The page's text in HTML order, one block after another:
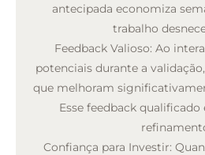
antecipada economiza
trabalho
Feedback Valioso: Ao
potenciais durante a
que melhoram
Esse feedback
Confiança para Investir: